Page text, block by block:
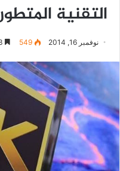
التقنية
نوفمبر 16, 2014 549